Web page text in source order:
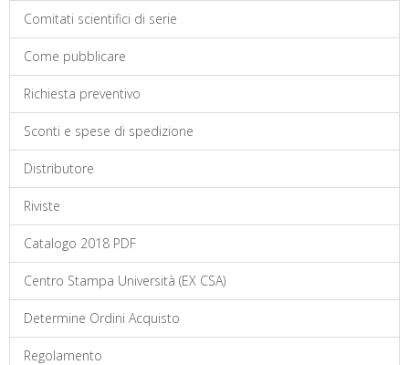
Comitati scientifici di serie
Come pubblicare
Richiesta preventivo
Sconti e spese di spedizione
Distributore
Riviste
Catalogo 2018 PDF
Centro Stampa Università (EX CSA)
Determine Ordini Acquisto
Regolamento